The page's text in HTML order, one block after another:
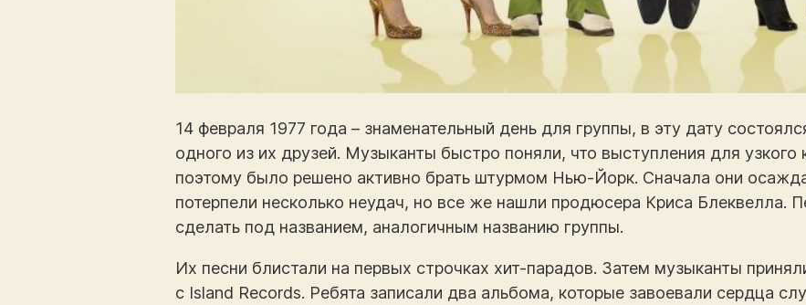
14 февраля 1977 года – знаменательный день для группы, в эту дату
одного из их друзей. Музыканты быстро поняли, что выступления для узкого
поэтому было решено активно брать штурмом Нью-Йорк. Сначала они
потерпели несколько неудач, но все же нашли продюсера Криса Блеквелла.
сделать под названием, аналогичным названию группы.
Их песни блистали на первых строчках хит-парадов. Затем музыканты
с Island Records. Ребята записали два альбома, которые завоевали сердца